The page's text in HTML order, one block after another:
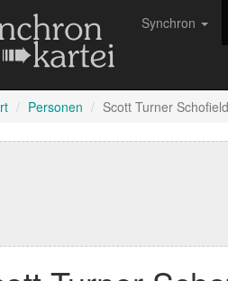
Synchron
Personen Scott Turner Schofield